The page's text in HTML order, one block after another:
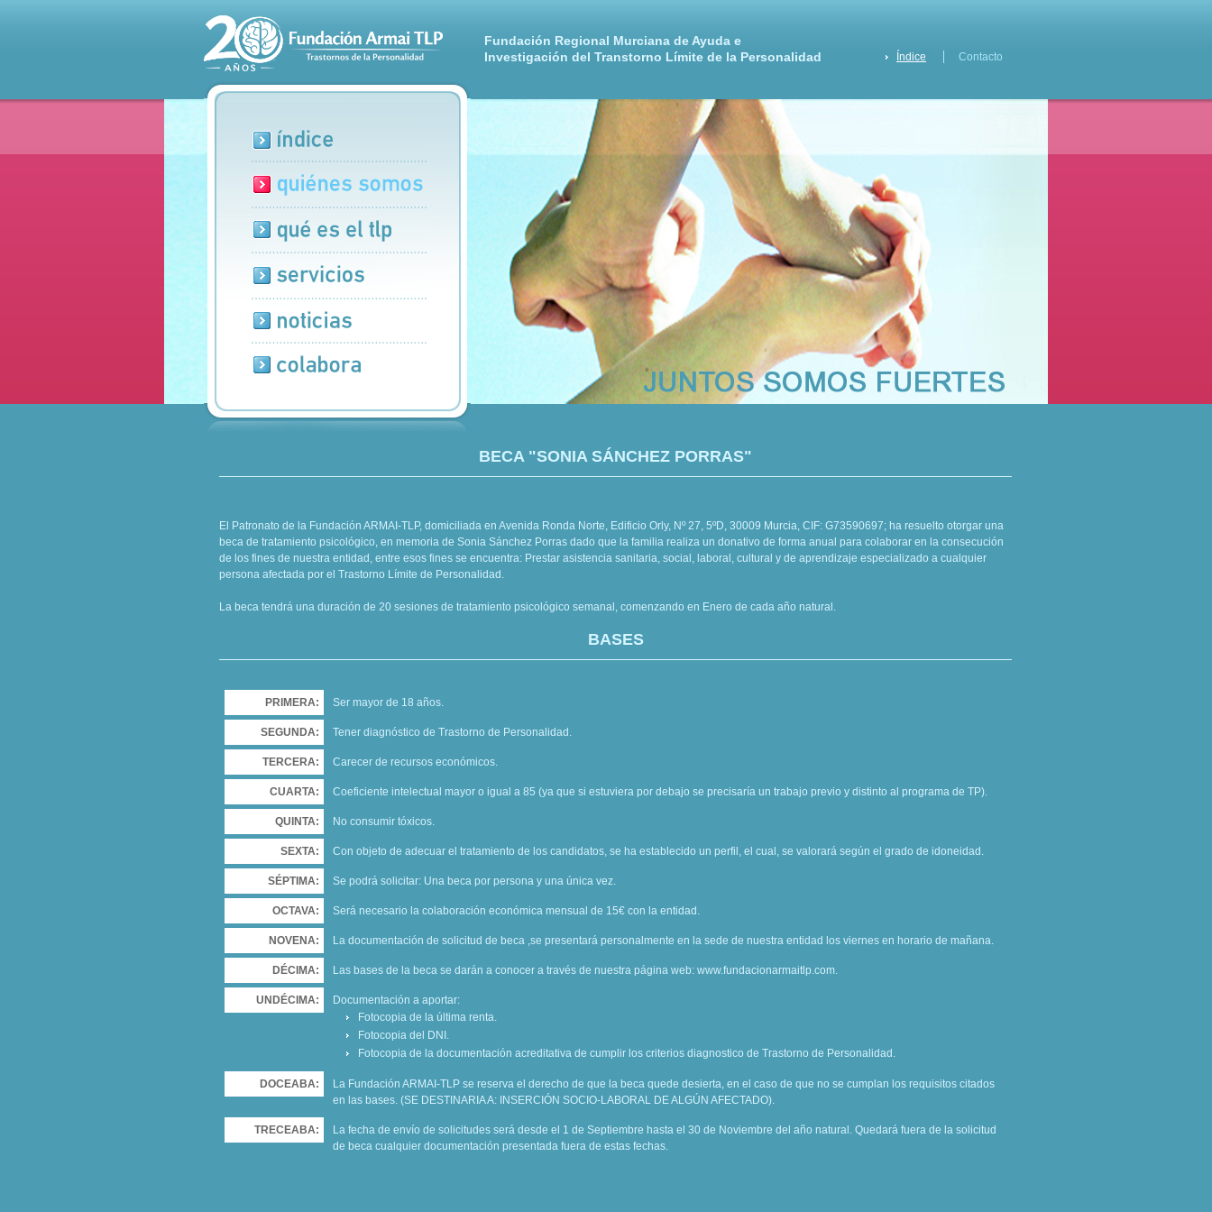
Fundación Regional Murciana de Ayuda e
Investigación del Transtorno Límite de la Personalidad
Índice Contacto
BECA "SONIA SÁNCHEZ PORRAS"
El Patronato de la Fundación ARMAI-TLP, domiciliada en Avenida Ronda Norte, Edificio Orly, Nº 27, 5ºD, 30009 Murcia, CIF: G73590697; ha resuelto otorgar una
beca de tratamiento psicológico, en memoria de Sonia Sánchez Porras dado que la familia realiza un donativo de forma anual para colaborar en la consecución
de los fines de nuestra entidad, entre esos fines se encuentra: Prestar asistencia sanitaria, social, laboral, cultural y de aprendizaje especializado a cualquier
persona afectada por el Trastorno Límite de Personalidad.
La beca tendrá una duración de 20 sesiones de tratamiento psicológico semanal, comenzando en Enero de cada año natural.
BASES
PRIMERA: Ser mayor de 18 años.
SEGUNDA: Tener diagnóstico de Trastorno de Personalidad.
TERCERA: Carecer de recursos económicos.
CUARTA: Coeficiente intelectual mayor o igual a 85 (ya que si estuviera por debajo se precisaría un trabajo previo y distinto al programa de TP).
QUINTA: No consumir tóxicos.
SEXTA: Con objeto de adecuar el tratamiento de los candidatos, se ha establecido un perfil, el cual, se valorará según el grado de idoneidad.
SÉPTIMA: Se podrá solicitar: Una beca por persona y una única vez.
OCTAVA: Será necesario la colaboración económica mensual de 15€ con la entidad.
NOVENA: La documentación de solicitud de beca ,se presentará personalmente en la sede de nuestra entidad los viernes en horario de mañana.
DÉCIMA: Las bases de la beca se darán a conocer a través de nuestra página web: www.fundacionarmaitlp.com.
UNDÉCIMA:
Documentación a aportar:
Fotocopia de la última renta.
Fotocopia del DNI.
Fotocopia de la documentación acreditativa de cumplir los criterios diagnostico de Trastorno de Personalidad.
DOCEABA:
La Fundación ARMAI-TLP se reserva el derecho de que la beca quede desierta, en el caso de que no se cumplan los requisitos citados
en las bases. (SE DESTINARIA A: INSERCIÓN SOCIO-LABORAL DE ALGÚN AFECTADO).
TRECEABA:
La fecha de envío de solicitudes será desde el 1 de Septiembre hasta el 30 de Noviembre del año natural. Quedará fuera de la solicitud
de beca cualquier documentación presentada fuera de estas fechas.